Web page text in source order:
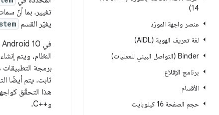
14)
عنصر واجهة المورّد
لغة تعريف الهوية (AIDL)
‫Binder (التواصل البيني للعمليات)
برنامج الإقلاع
الأقسام
حجم الصفحة 16 كيلوبايت
تغيير. بما أنّ
يغيّر القسم
برمجة
وC++‎.